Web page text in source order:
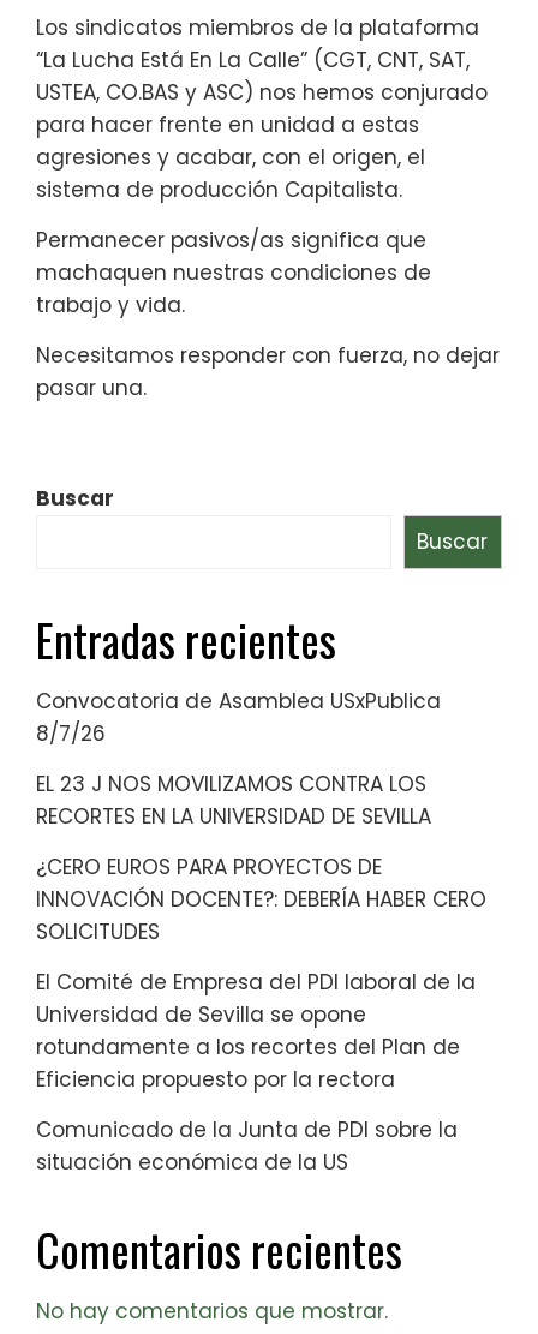
Los sindicatos miembros de la plataforma
“La Lucha Está En La Calle” (CGT, CNT, SAT,
USTEA, CO.BAS y ASC) nos hemos conjurado
para hacer frente en unidad a estas
agresiones y acabar, con el origen, el
sistema de producción Capitalista.
Permanecer pasivos/as significa que
machaquen nuestras condiciones de
trabajo y vida.
Necesitamos responder con fuerza, no dejar
pasar una.
Buscar
Buscar
Entradas recientes
Convocatoria de Asamblea USxPublica
8/7/26
EL 23 J NOS MOVILIZAMOS CONTRA LOS
RECORTES EN LA UNIVERSIDAD DE SEVILLA
¿CERO EUROS PARA PROYECTOS DE
INNOVACIÓN DOCENTE?: DEBERÍA HABER CERO
SOLICITUDES
El Comité de Empresa del PDI laboral de la
Universidad de Sevilla se opone
rotundamente a los recortes del Plan de
Eficiencia propuesto por la rectora
Comunicado de la Junta de PDI sobre la
situación económica de la US
Comentarios recientes
No hay comentarios que mostrar.